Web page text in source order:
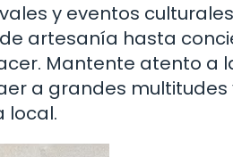
y eventos
artesanía hasta
Mantente atento a
a grandes multitudes
local.